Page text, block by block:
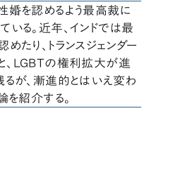
婚を認めるよう最高裁に
いる。近年、インドでは最
たり、トランスジェンダー
、LGBTの権利拡大が進
るが、漸進的とはいえ変わ
を紹介する。